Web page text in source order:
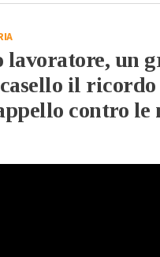
lavoratore, un
il
contro